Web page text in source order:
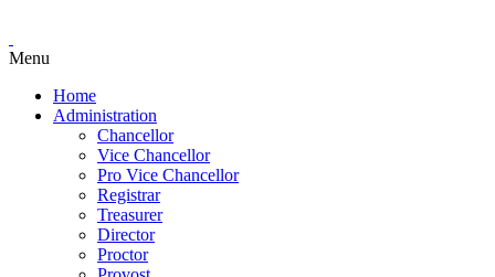
Menu
Home
Administration
Chancellor
Vice Chancellor
Pro Vice Chancellor
Registrar
Treasurer
Director
Proctor